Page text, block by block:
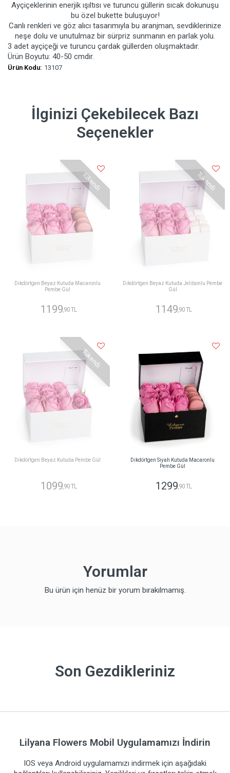
Ayçiçeklerinin enerjik ışıltısı ve turuncu güllerin sıcak dokunuşu
bu özel bukette buluşuyor!
Canlı renkleri ve göz alıcı tasarımıyla bu aranjman, sevdiklerinize
neşe dolu ve unutulmaz bir sürpriz sunmanın en parlak yolu.
3 adet ayçiçeği ve turuncu çardak güllerden oluşmaktadır.
Ürün Boyutu: 40-50 cmdir.
Ürün Kodu: 13107
İlginizi Çekebilecek Bazı
Seçenekler
Tükendi
Dikdörtgen Beyaz Kutuda Macaronlu
Pembe Gül
1199 ,90 TL
Tükendi
Dikdörtgen Beyaz Kutuda Jelibonlu Pembe
Gül
1149 ,90 TL
Tükendi
Dikdörtgen Beyaz Kutuda Pembe Gül
1099,90 TL
Dikdörtgen Siyah Kutuda Macaronlu
Pembe Gül
1299,90 TL
Yorumlar
Bu ürün için henüz bir yorum bırakılmamış.
Son Gezdikleriniz
Lilyana Flowers Mobil Uygulamamızı İndirin
IOS veya Android uygulamamızı indirmek için aşağıdaki